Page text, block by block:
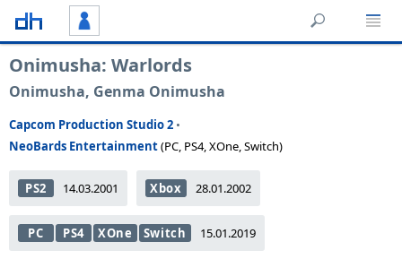
Onimusha: Warlords
Onimusha, Genma Onimusha
Capcom Production Studio 2 •
NeoBards Entertainment(PC, PS4, XOne, Switch)
PS2 14.03.2001 Xbox 28.01.2002
PC PS4 XOne Switch 15.01.2019